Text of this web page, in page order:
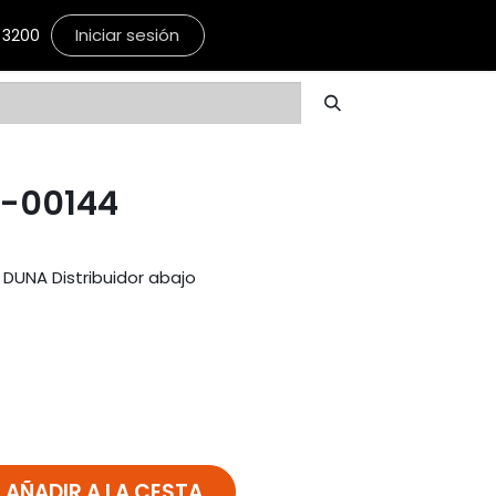
Iniciar sesión
DUNA Distribuidor abajo